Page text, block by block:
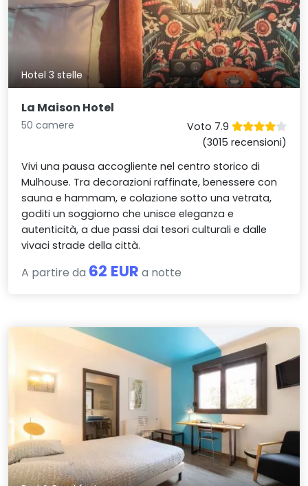
Hotel 3 stelle
La Maison Hotel
50 camere
Voto 7.9
(3015 recensioni)
Vivi una pausa accogliente nel centro storico di
Mulhouse. Tra decorazioni raffinate, benessere con
sauna e hammam, e colazione sotto una vetrata,
goditi un soggiorno che unisce eleganza e
autenticità, a due passi dai tesori culturali e dalle
vivaci strade della città.
A partire da 62 EUR a notte